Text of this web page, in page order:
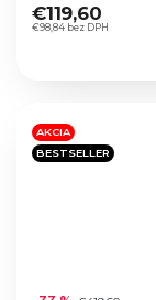
hodnotenie
produktu
hviezdičiek.
€98,84 bez DPH
€119,60
AKCIA
BESTSELLER
hodnotenie